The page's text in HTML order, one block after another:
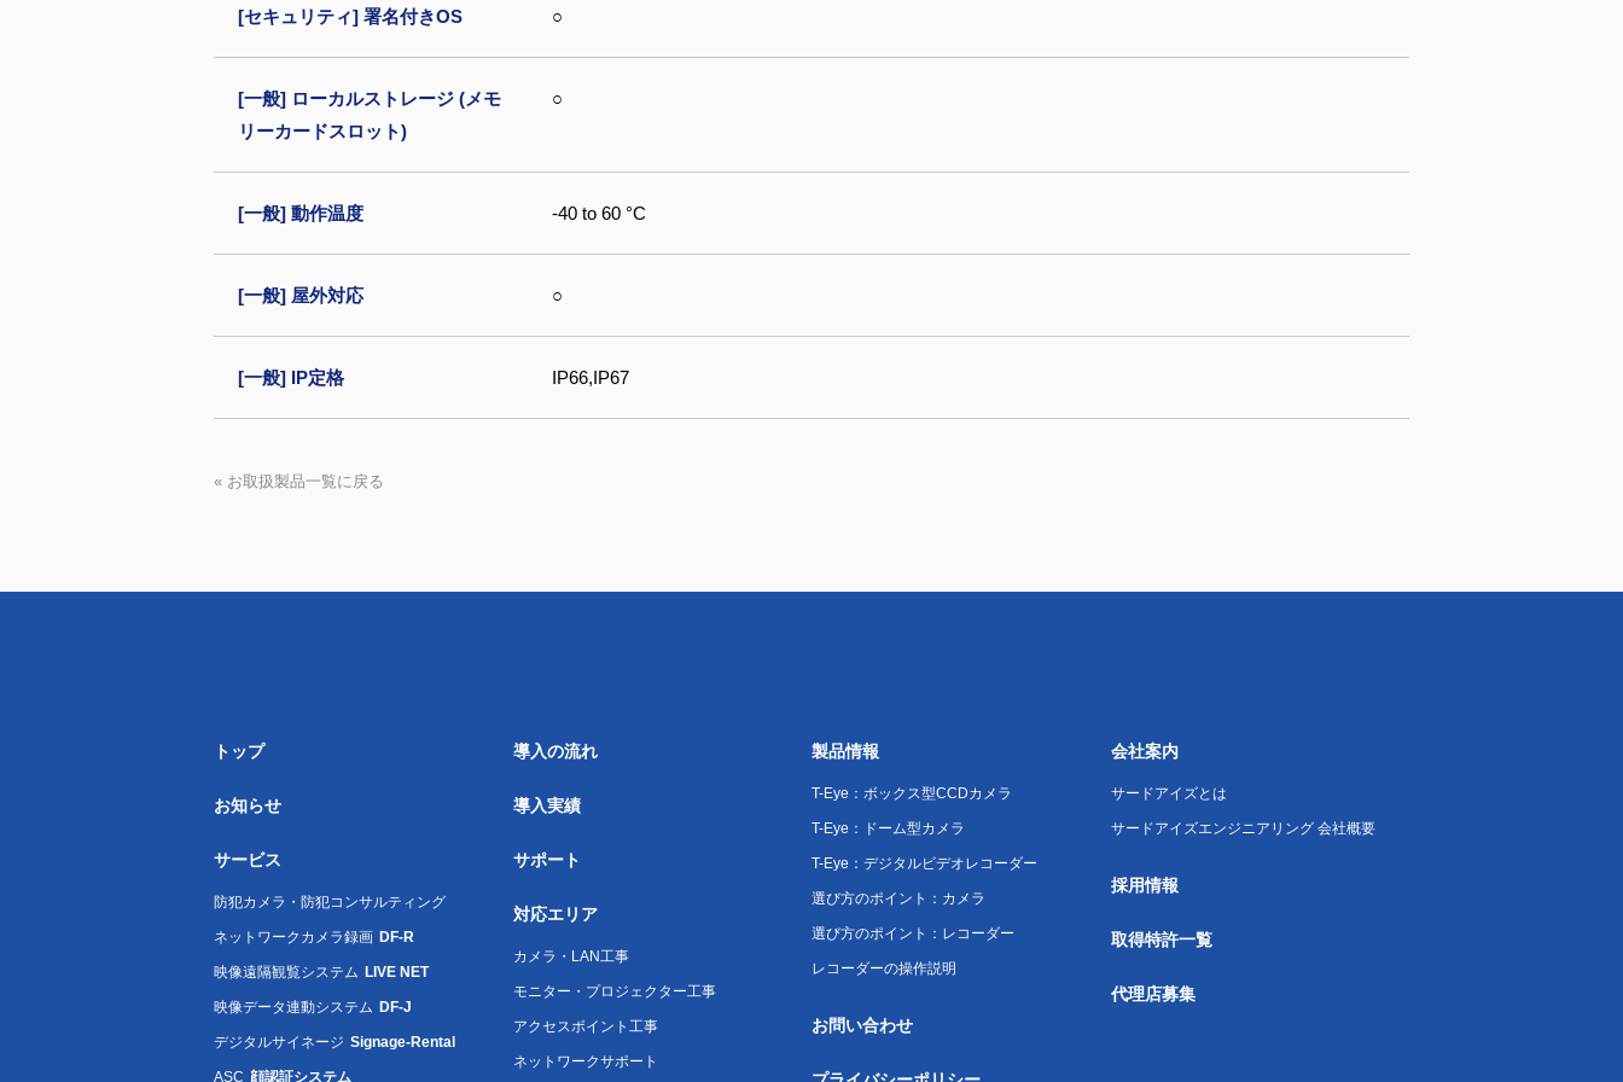
[セキュリティ] 署名付きOS ○
[一般] ローカルストレージ (メモ
リーカードスロット)
○
[一般] 動作温度 -40 to 60 °C
[一般] 屋外対応 ○
[一般] IP定格 IP66,IP67
« お取扱製品一覧に戻る
トップ
お知らせ
サービス
防犯カメラ・防犯コンサルティング
ネットワークカメラ録画 DF-R
映像遠隔観覧システム LIVE NET
映像データ連動システム DF-J
デジタルサイネージ Signage-Rental
ASC 顔認証システム
導入の流れ
導入実績
サポート
対応エリア
カメラ・LAN工事
モニター・プロジェクター工事
アクセスポイント工事
ネットワークサポート
製品情報
T-Eye：ボックス型CCDカメラ
T-Eye：ドーム型カメラ
T-Eye：デジタルビデオレコーダー
選び方のポイント：カメラ
選び方のポイント：レコーダー
レコーダーの操作説明
お問い合わせ
会社案内
サードアイズとは
サードアイズエンジニアリング 会社概要
採用情報
取得特許一覧
代理店募集